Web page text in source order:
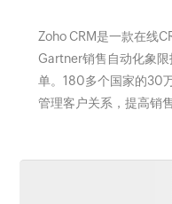
Zoho CRM是一款在线
Gartner销售自动化象
单。180多个国家的30
管理客户关系，提高销